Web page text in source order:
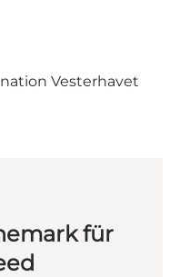
Vesterhavet
für